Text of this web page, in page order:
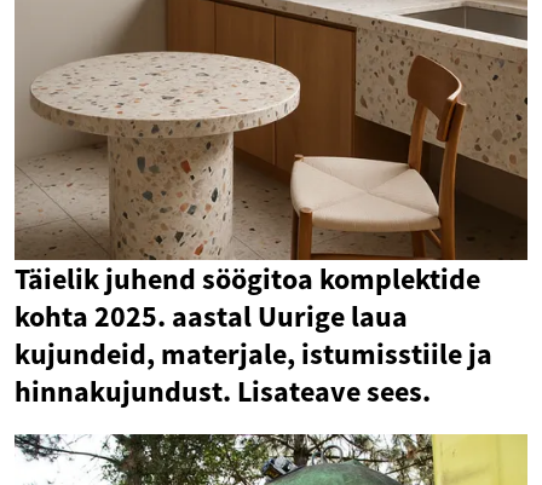
Täielik juhend söögitoa komplektide
kohta 2025. aastal Uurige laua
kujundeid, materjale, istumisstiile ja
hinnakujundust. Lisateave sees.